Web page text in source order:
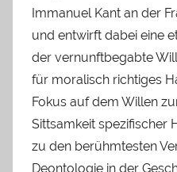
Immanuel Kant an der
und entwirft dabei eine
der vernunftbegabte
für moralisch richtiges
Fokus auf dem Willen
Sittsamkeit spezifischer
zu den berühmtesten
Deontologie in der